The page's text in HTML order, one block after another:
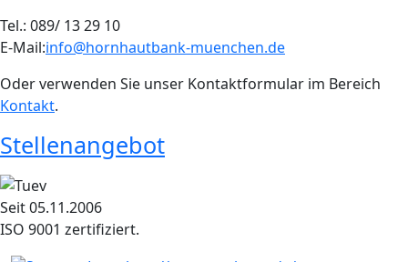
Tel.: 089/ 13 29 10
E-Mail:info@hornhautbank-muenchen.de
Oder verwenden Sie unser Kontaktformular im Bereich
Kontakt.
Stellenangebot
Seit 05.11.2006
ISO 9001 zertifiziert.